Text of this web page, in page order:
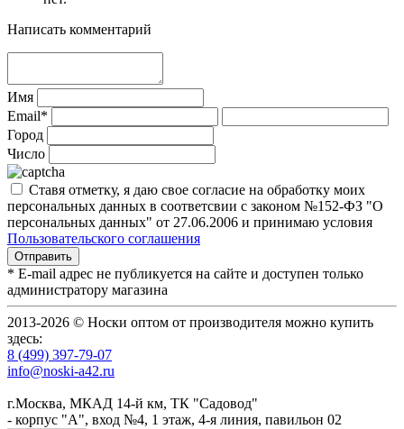
Написать комментарий
Имя
Email*
Город
Число
Ставя отметку, я даю свое согласие на обработку моих
персональных данных в соответсвии с законом №152-ФЗ "О
персональных данных" от 27.06.2006 и принимаю условия
Пользовательского соглашения
* E-mail адрес не публикуется на сайте и доступен только
администратору магазина
2013-2026 © Носки оптом от производителя можно купить
здесь:
8 (499) 397-79-07
info@noski-a42.ru
г.Москва, МКАД 14-й км, ТК "Садовод"
- корпус "А", вход №4, 1 этаж, 4-я линия, павильон 02